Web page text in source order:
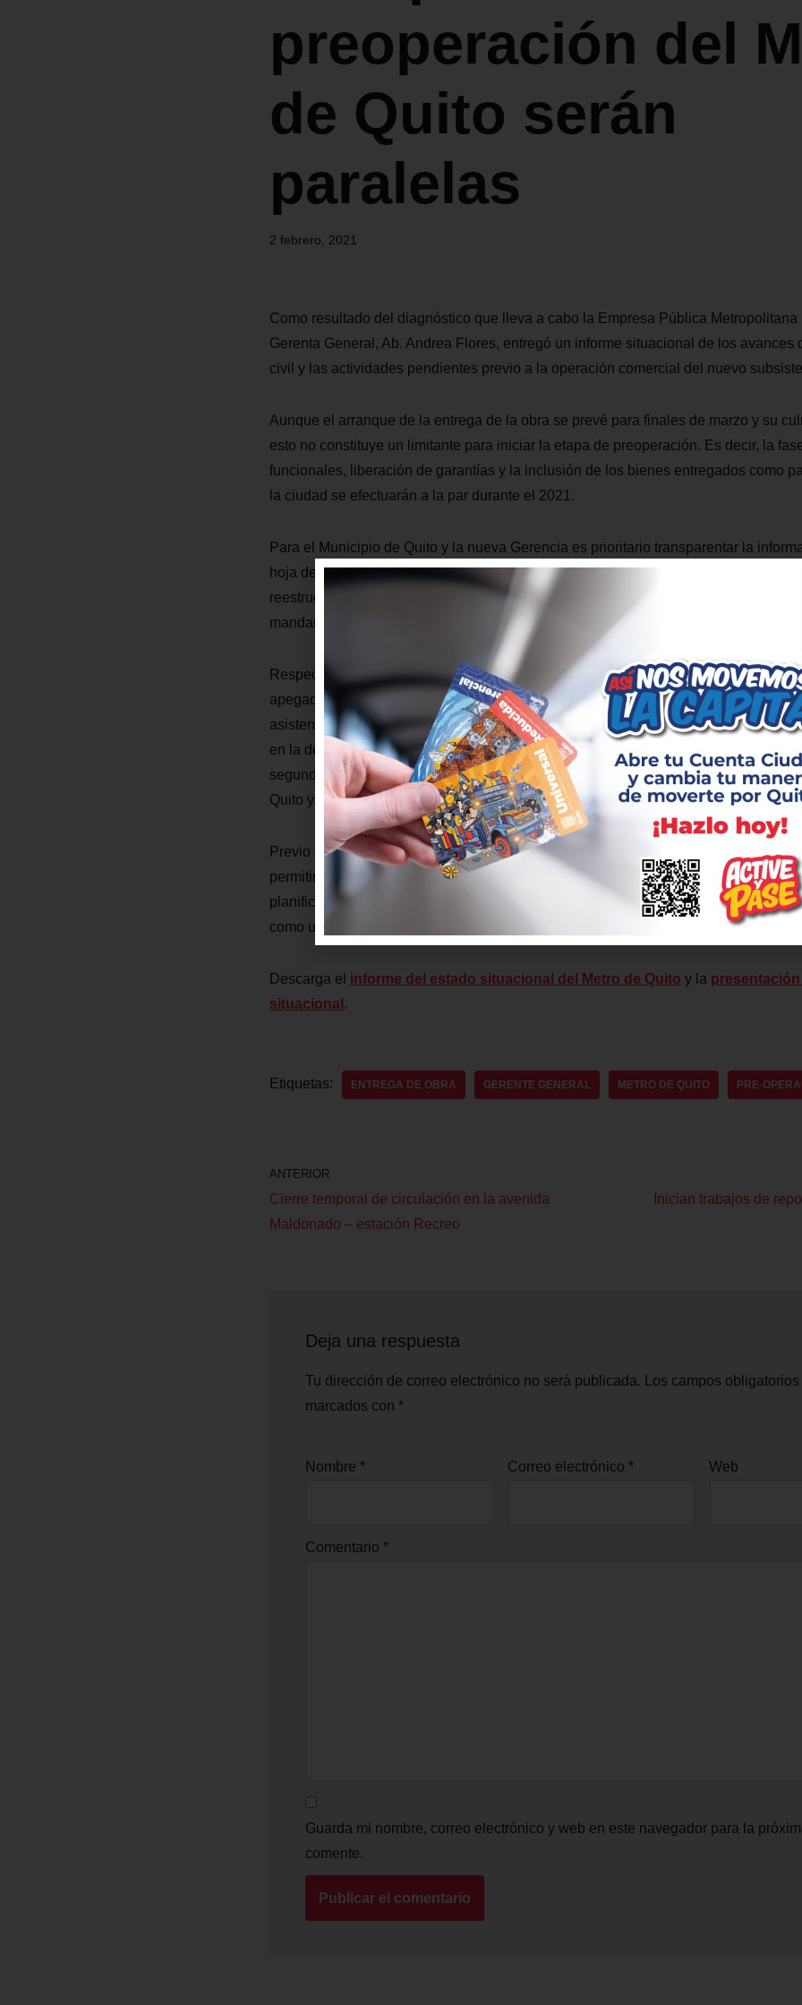
preoperación del
de Quito serán
paralelas
2 febrero, 2021
Como resultado del diagnóstico que lleva a cabo la Empresa Pública Metropolitana
Gerenta General, Ab. Andrea Flores, entregó un informe situacional de los avances
civil y las actividades pendientes previo a la operación comercial del nuevo
Aunque el arranque de la entrega de la obra se prevé para finales de marzo y su
esto no constituye un limitante para iniciar la etapa de preoperación. Es decir, la
funcionales, liberación de garantías y la inclusión de los bienes entregados como
la ciudad se efectuarán a la par durante el 2021.
Para el Municipio de Quito y la nueva Gerencia es prioritario transparentar la
hoja de ruta y trabajar enfocados en un Sistema Integrado de Transporte, “la ciudad
reestructuración del transporte público, el Metro de Quito es parte de esto y por lo
mandantes deben conocer los pormenores de la planificación del servicio”,
Respecto al modelo de contratación desde la Gerencia de la EPMMQ se analizan
apegadas al marco legal y las competencias de la Empresa: La primera es la
asistencia técnica internacional que acompañe a Metro de Quito tanto en la fase de
en la de operación, hasta que se obtenga la capacidad técnica para manejarlo de
segunda alternativa es contratar un operador que se encargue de la puesta en
Quito y pagar la prestación de estos servicios.
Previo a la toma de decisiones, la EPMMQ trabaja en los informes legales,
permitirán al Directorio establecer la definición del modelo de contratación y así
planificado; es decir que en diciembre 2021 la ciudadanía pueda acceder y probar
como un preámbulo a la operación comercial.
Descarga el informe del estado situacional del Metro de Quito y la
situacional .
Etiquetas: ENTREGA DE OBRA GERENTE GENERAL METRO DE QUITO PRE-
ANTERIOR
Cierre temporal de circulación en la avenida
Maldonado – estación Recreo
Inician trabajos de
Deja una respuesta
Tu dirección de correo electrónico no será publicada.
Los campos
marcados con *
Nombre * Correo electrónico * Web
Comentario *
Guarda mi nombre, correo electrónico y web en este navegador para la
comente.